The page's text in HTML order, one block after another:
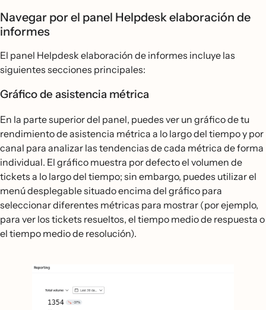
Navegar por el panel Helpdesk elaboración de
informes
El panel Helpdesk elaboración de informes incluye las
siguientes secciones principales:
Gráfico de asistencia métrica
En la parte superior del panel, puedes ver un gráfico de tu
rendimiento de asistencia métrica a lo largo del tiempo y por
canal para analizar las tendencias de cada métrica de forma
individual. El gráfico muestra por defecto el volumen de
tickets a lo largo del tiempo; sin embargo, puedes utilizar el
menú desplegable situado encima del gráfico para
seleccionar diferentes métricas para mostrar (por ejemplo,
para ver los tickets resueltos, el tiempo medio de respuesta o
el tiempo medio de resolución).